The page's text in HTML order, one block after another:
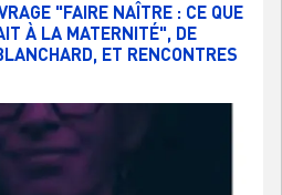
"FAIRE NAÎTRE : CE QUE
À LA MATERNITÉ", DE
ET RENCONTRES